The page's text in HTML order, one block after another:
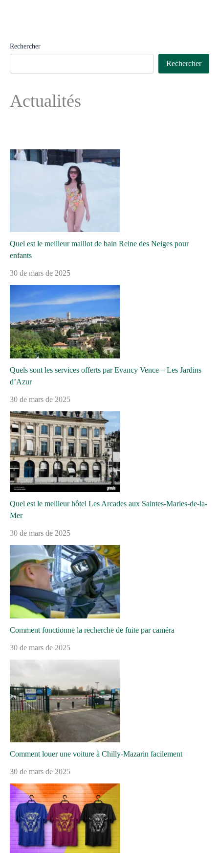
Rechercher
Rechercher
Actualités
Quel est le meilleur maillot de bain Reine des Neiges pour
enfants
30 de mars de 2025
Quels sont les services offerts par Evancy Vence – Les Jardins
d’Azur
30 de mars de 2025
Quel est le meilleur hôtel Les Arcades aux Saintes-Maries-de-la-
Mer
30 de mars de 2025
Comment fonctionne la recherche de fuite par caméra
30 de mars de 2025
Comment louer une voiture à Chilly-Mazarin facilement
30 de mars de 2025